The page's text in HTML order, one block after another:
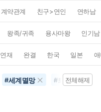
계약관계 친구>연인 연하남
왕족/귀족 용사마왕 인기남
연재 완결 한국 일본
#세계멸망 #퇴마전체해제